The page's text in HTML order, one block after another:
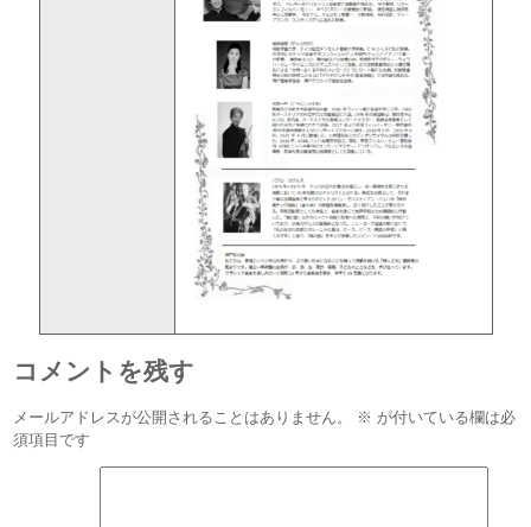
コメントを残す
メールアドレスが公開されることはありません。 ※ が付いている欄は必
須項目です